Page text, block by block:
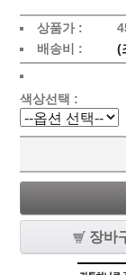
상품가 :
배송비 : (
색상선택 :
장바